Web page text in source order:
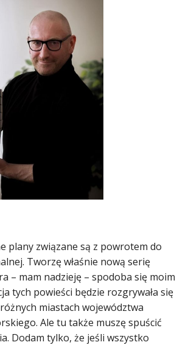
plany związane są z powrotem do
Tworzę właśnie nową serię
– mam nadzieję – spodoba się moim
tych powieści będzie rozgrywała się
miastach województwa
Ale tu także muszę spuścić
Dodam tylko, że jeśli wszystko